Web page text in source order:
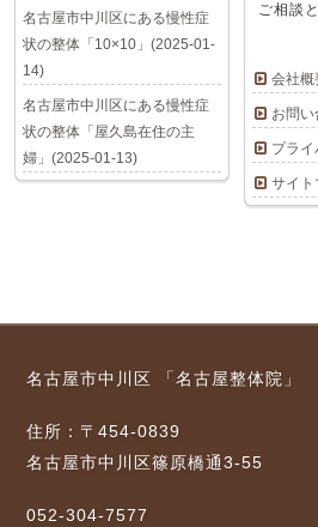
ご相談
会社概
お問
プラ
サイト
名古屋市中川区にある慢性症
状の整体「10×10」(2025-01-
14)
名古屋市中川区にある慢性症
状の整体「屋久島在住の主
婦」(2025-01-13)
名古屋市中川区 「名古屋整体院」
住所：〒454-0839
名古屋市中川区篠原橋通3-55
052-304-7577